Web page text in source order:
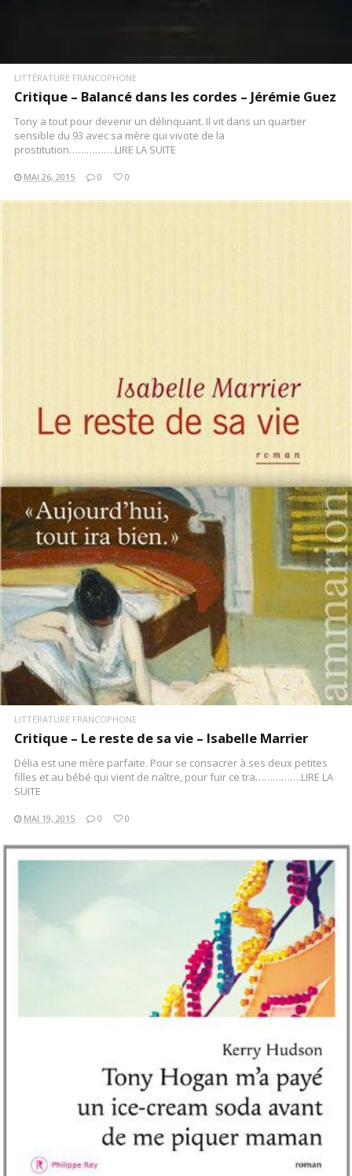
LITTÉRATURE FRANCOPHONE
Critique – Balancé dans les cordes – Jérémie Guez
Tony a tout pour devenir un délinquant. Il vit dans un quartier
sensible du 93 avec sa mère qui vivote de la
prostitution…………….LIRE LA SUITE
MAI 26, 2015 0 0
LIRE LA SUITE
LITTÉRATURE FRANCOPHONE
Critique – Le reste de sa vie – Isabelle Marrier
Délia est une mère parfaite. Pour se consacrer à ses deux petites
filles et au bébé qui vient de naître, pour fuir ce tra…………….LIRE LA
SUITE
MAI 19, 2015 0 0
LIRE LA SUITE